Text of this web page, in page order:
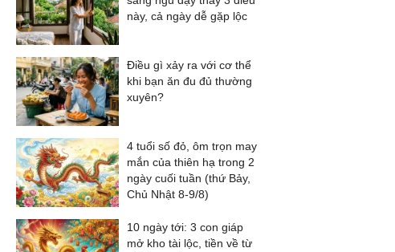
này, cả ngày dễ gặp lộc
Điều gì xảy ra với cơ thể
khi bạn ăn đu đủ thường
xuyên?
4 tuổi số đỏ, ôm trọn may
mắn của thiên hạ trong 2
ngày cuối tuần (thứ Bảy,
Chủ Nhật 8-9/8)
10 ngày tới: 3 con giáp
mở kho tài lộc, tiền về từ